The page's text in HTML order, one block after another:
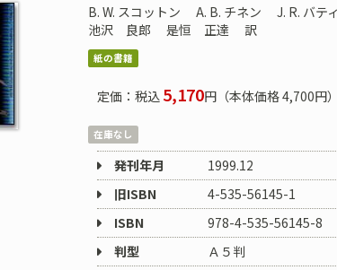
B. W. スコットン A. B. チネン J. R. バテ
池沢 良郎
是恒 正達 訳
紙の書籍
定価：税込 5,170円（本体価格 4,700円）
在庫なし
発刊年月
1999.12
旧ISBN
4-535-56145-1
ISBN
978-4-535-56145-8
判型
Ａ５判